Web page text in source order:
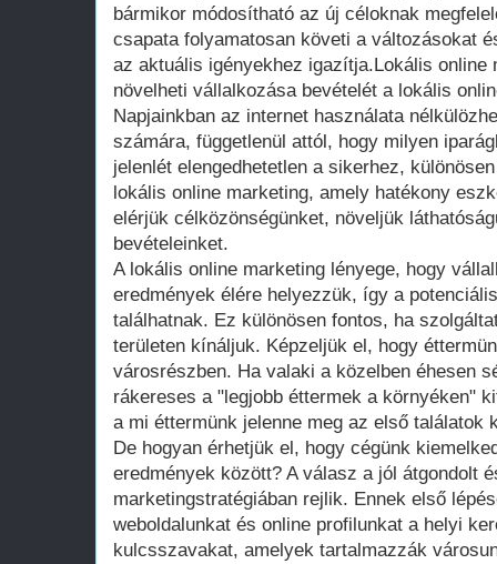
bármikor módosítható az új céloknak
csapata folyamatosan követi a változásokat
az aktuális igényekhez igazítja.Lokális online
növelheti vállalkozása bevételét a lokális
Napjainkban az internet használata
számára, függetlenül attól, hogy milyen
jelenlét elengedhetetlen a sikerhez,
lokális online marketing, amely hatékony
elérjük célközönségünket, növeljük
bevételeinket.
A lokális online marketing lényege, hogy
eredmények élére helyezzük, így a
találhatnak. Ez különösen fontos, ha
területen kínáljuk. Képzeljük el, hogy
városrészben. Ha valaki a közelben éhesen
rákereses a "legjobb éttermek a környéken"
a mi éttermünk jelenne meg az első találatok
De hogyan érhetjük el, hogy cégünk
eredmények között? A válasz a jól átgondolt
marketingstratégiában rejlik. Ennek első
weboldalunkat és online profilunkat a helyi
kulcsszavakat, amelyek tartalmazzák